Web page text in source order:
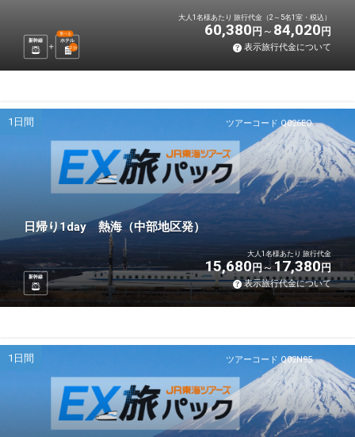
新幹線 ホテル
選べる
2泊
大人1名様あたり 旅行代金（2～5名1室・税込）
60,380 円 84,020 円
表示旅行代金について
ツアーコード Q026EO
1日間
日帰り1day 熱海（中部地区発）
新幹線
大人1名様あたり 旅行代金
15,680円 17,380円
表示旅行代金について
ツアーコード Q02N95
1日間